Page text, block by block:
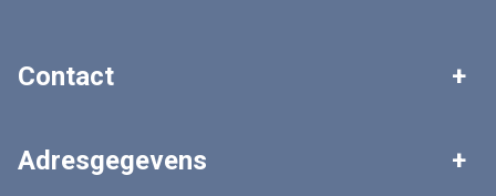
Grootegast
Contact
0594 - 511 303
Adresgegevens